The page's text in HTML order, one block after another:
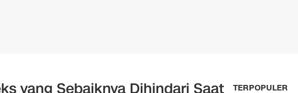
yang Sebaiknya Dihindari Saat TERPOPULER